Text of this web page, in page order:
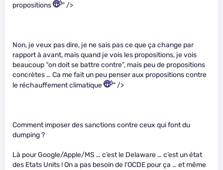
propositions
" />
Non, je veux pas dire, je ne sais pas ce que ça change par
rapport à avant, mais quand je vois les propositions, je vois
beaucoup “on doit se battre contre”, mais peu de propositions
concrètes … Ca me fait un peu penser aux propositions contre
le réchauffement climatique
" />
Comment imposer des sanctions contre ceux qui font du
dumping ?
Là pour Google/Apple/MS … c’est le Delaware … c’est un état
des Etats Units ! On a pas besoin de l’OCDE pour ça … et même